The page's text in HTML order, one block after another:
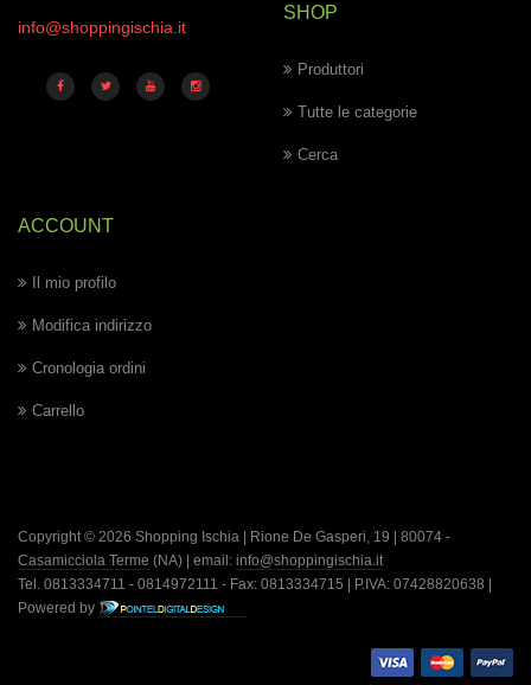
info@shoppingischia.it
SHOP
Produttori
Tutte le categorie
Cerca
ACCOUNT
Il mio profilo
Modifica indirizzo
Cronologia ordini
Carrello
Copyright © 2026 Shopping Ischia | Rione De Gasperi, 19 | 80074 -
Casamicciola Terme (NA) | email: info@shoppingischia.it
Tel. 0813334711 - 0814972111 - Fax: 0813334715 | P.IVA: 07428820638 |
Powered by